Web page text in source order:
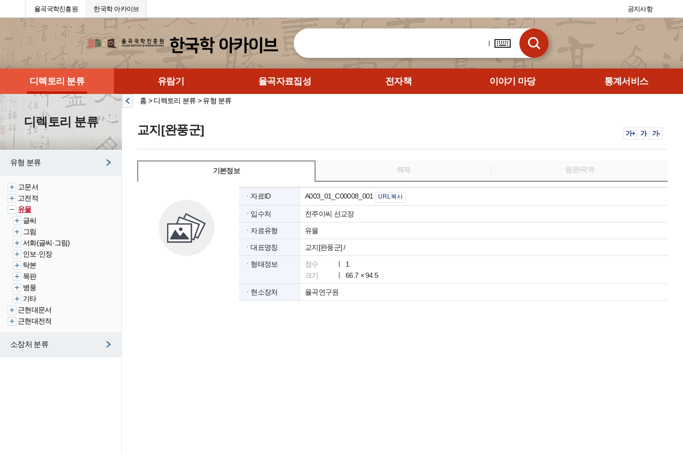
율곡국학진흥원 한국학 아카이브 공지사항
디렉토리 분류 유람기 율곡자료집성 전자책 이야기 마당 통계서비스
디렉토리 분류
유형 분류
고문서
고전적
유물
글씨
그림
서화(글씨·그림)
인보·인장
탁본
목판
병풍
기타
근현대문서
근현대전적
소장처 분류
홈 > 디렉토리 분류 > 유형 분류
교지[완풍군] 가+ 가 가-
기본정보 해제 원문/국역
ㆍ자료ID A003_01_C00008_001 URL복사
ㆍ입수처 전주이씨 선교장
ㆍ자료유형 유물
ㆍ대표명칭 교지[완풍군] /
ㆍ형태정보 점수
1
크기
66.7 × 94.5
ㆍ현소장처 율곡연구원